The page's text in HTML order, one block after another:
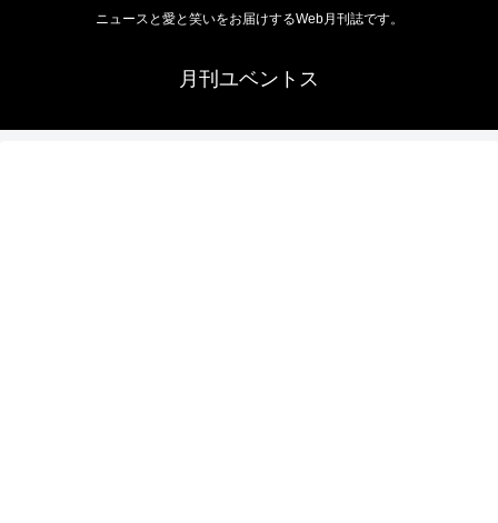
ニュースと愛と笑いをお届けするWeb月刊誌です。
月刊ユベントス